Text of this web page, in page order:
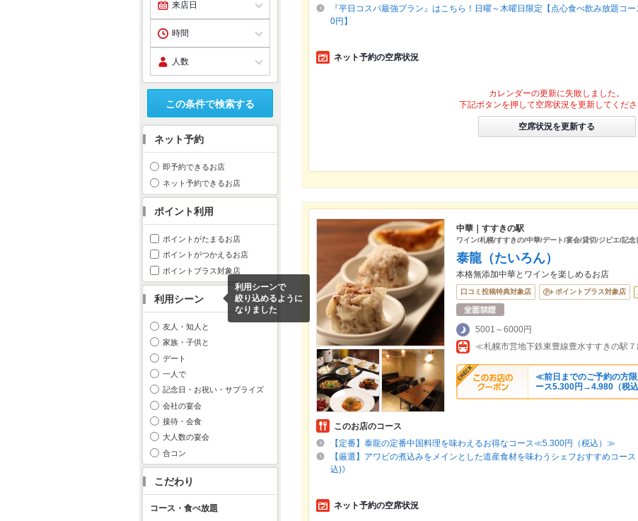
この条件で検索する
ネット予約
即予約できるお店
ネット予約できるお店
ポイント利用
ポイントがたまるお店
ポイントがつかえるお店
ポイントプラス対象店
利用シーン
利用シーンで
絞り込めるように
なりました
友人・知人と
家族・子供と
デート
一人で
記念日・お祝い・サプライズ
会社の宴会
接待・会食
大人数の宴会
合コン
こだわり
コース・食べ放題
『平日コスパ最強プラン』はこちら！日曜～木曜日限定【点心食べ飲み放題コ
0円】
ネット予約の空席状況
カレンダーの更新に失敗しました。
下記ボタンを押して空席状況を更新してくださ
空席状況を更新する
中華｜すすきの駅
ワイン/札幌/すすきの/中華/デート/宴会/貸切/ジビエ/記
泰龍（たいろん）
本格無添加中華とワインを楽しめるお店
口コミ投稿特典対象店 ポイントプラス対象店
5001～6000円
≪前日までのご予約の方
ース5.300円→4.980（税込
このお店のコース
【定番】泰龍の定番中国料理を味わえるお得なコース≪5.300円（税込）≫
【厳選】アワビの煮込みをメインとした道産食材を味わうシェフおすすめコー
込)》
ネット予約の空席状況